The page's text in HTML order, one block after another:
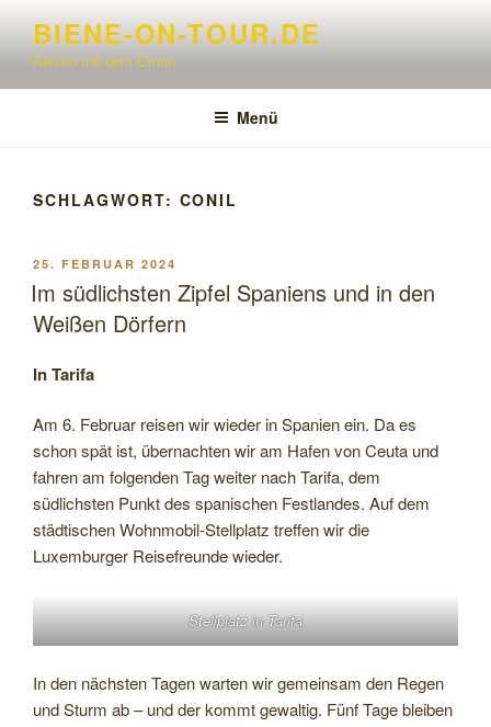
springen
BIENE-ON-TOUR.DE
Reisen mit dem Oman
Menü
SCHLAGWORT: CONIL
VERÖFFENTLICHT
AM
25. FEBRUAR 2024
Im südlichsten Zipfel Spaniens und in den
Weißen Dörfern
In Tarifa
Am 6. Februar reisen wir wieder in Spanien ein. Da es
schon spät ist, übernachten wir am Hafen von Ceuta und
fahren am folgenden Tag weiter nach Tarifa, dem
südlichsten Punkt des spanischen Festlandes. Auf dem
städtischen Wohnmobil-Stellplatz treffen wir die
Luxemburger Reisefreunde wieder.
Stellplatz in Tarifa
In den nächsten Tagen warten wir gemeinsam den Regen
und Sturm ab – und der kommt gewaltig. Fünf Tage bleiben